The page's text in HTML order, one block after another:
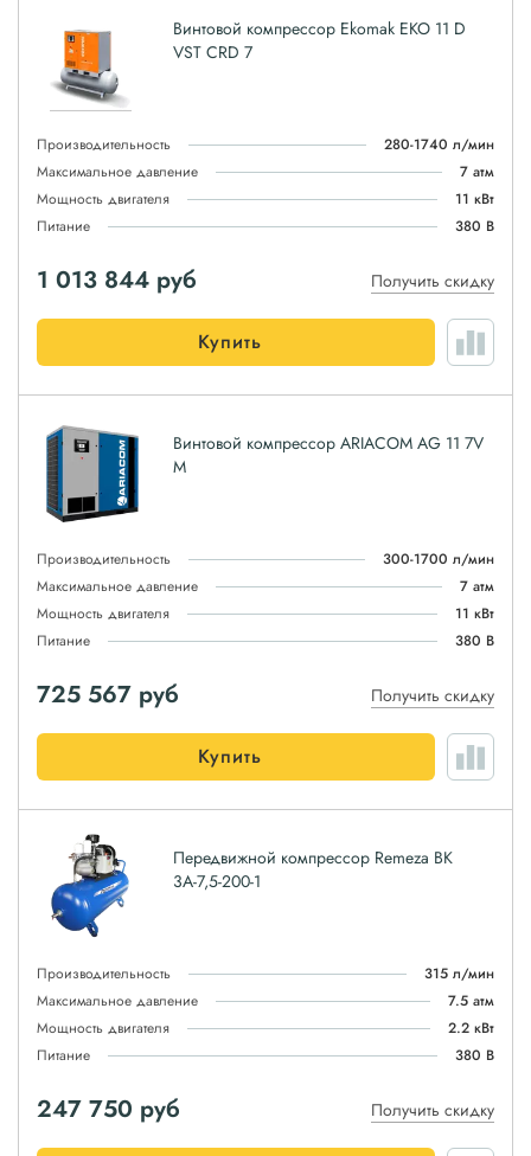
Винтовой компрессор Ekomak EKO 11 D
VST CRD 7
Производительность
280-1740 л/мин
Максимальное давление
7 атм
Мощность двигателя
11 кВт
Питание
380 В
1 013 844 руб Получить скидку
Купить
Винтовой компрессор ARIACOM AG 11 7V
M
Производительность
300-1700 л/мин
Максимальное давление
7 атм
Мощность двигателя
11 кВт
Питание
380 В
725 567 руб Получить скидку
Купить
Передвижной компрессор Remeza ВК
3А-7,5-200-1
Производительность
315 л/мин
Максимальное давление
7.5 атм
Мощность двигателя
2.2 кВт
Питание
380 В
247 750 руб Получить скидку